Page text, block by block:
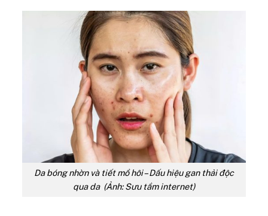
Da bóng nhờn và tiết mồ hôi – Dấu hiệu gan thải độc
qua da (Ảnh: Sưu tầm internet)